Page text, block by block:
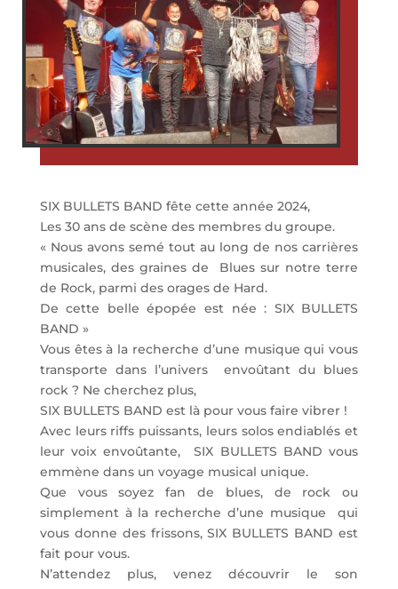
SIX BULLETS BAND fête cette année 2024,
Les 30 ans de scène des membres du groupe.
« Nous avons semé tout au long de nos carrières
musicales, des graines de Blues sur notre terre
de Rock, parmi des orages de Hard.
De cette belle épopée est née : SIX BULLETS
BAND »
Vous êtesà la recherche d’une musique qui vous
transporte dans l’universenvoûtant du blues
rock ? Ne cherchez plus,
SIX BULLETS BAND est là pour vous faire vibrer !
Avec leurs riffs puissants, leurs solos endiablés et
leur voix envoûtante,SIX BULLETS BAND vous
emmène dans un voyage musical unique.
Que vous soyez fan de blues, de rock ou
simplement à la recherche d’une musiquequi
vous donne des frissons,SIX BULLETS BAND est
fait pour vous.
N’attendez plus, venez découvrir le son